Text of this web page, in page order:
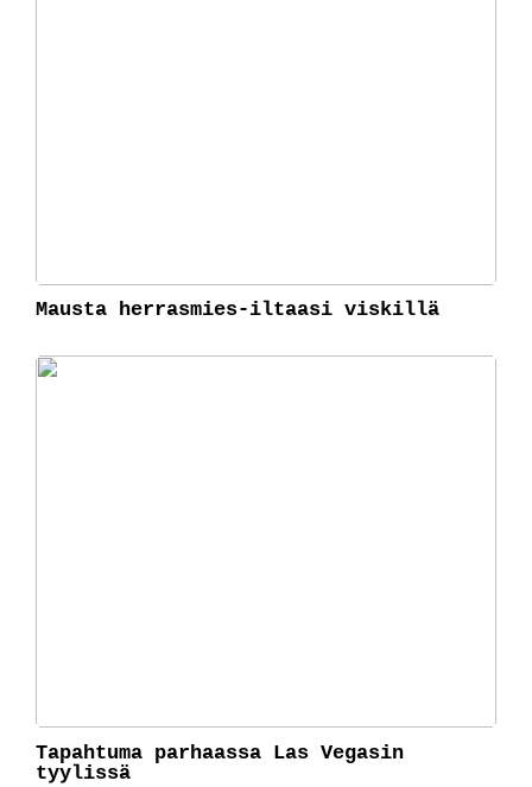
Mausta herrasmies-iltaasi viskillä
Tapahtuma parhaassa Las Vegasin
tyylissä